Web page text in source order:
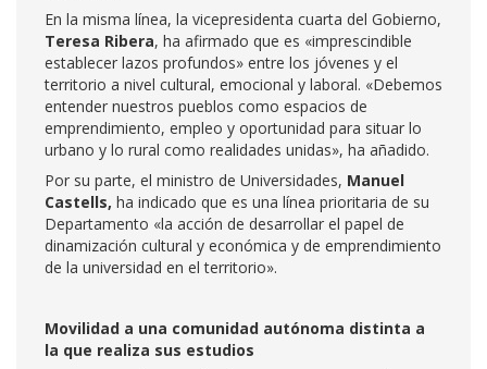
En la misma línea, la vicepresidenta cuarta del Gobierno,
Teresa Ribera, ha afirmado que es «imprescindible
establecer lazos profundos» entre los jóvenes y el
territorio a nivel cultural, emocional y laboral. «Debemos
entender nuestros pueblos como espacios de
emprendimiento, empleo y oportunidad para situar lo
urbano y lo rural como realidades unidas», ha añadido.
Por su parte, el ministro de Universidades, Manuel
Castells, ha indicado que es una línea prioritaria de su
Departamento «la acción de desarrollar el papel de
dinamización cultural y económica y de emprendimiento
de la universidad en el territorio».
Movilidad a una comunidad autónoma distinta a
la que realiza sus estudios